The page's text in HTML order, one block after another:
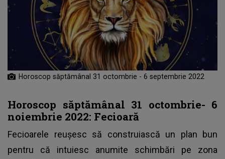
Horoscop săptămânal 31 octombrie - 6 septembrie 2022
Horoscop săptămânal 31 octombrie- 6
noiembrie 2022: Fecioară
Fecioarele reușesc să construiască un plan bun
pentru că intuiesc anumite schimbări pe zona